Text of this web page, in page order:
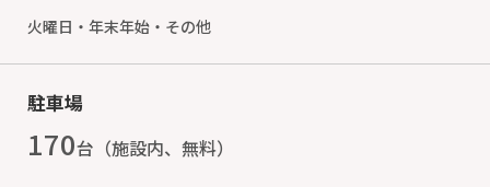
火曜日・年末年始・その他
駐車場
170台（施設内、無料）